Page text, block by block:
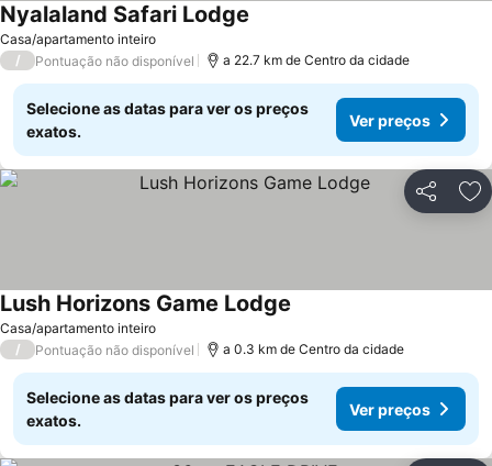
Casa/apartamento inteiro
Nyalaland Safari Lodge
/ Pontuação não disponível a 22.7 km de Centro da cidade
Selecione as datas para ver os preços
exatos.
Ver preços
Partilhar
Casa/apartamento inteiro
Lush Horizons Game Lodge
/ Pontuação não disponível a 0.3 km de Centro da cidade
Selecione as datas para ver os preços
exatos.
Ver preços